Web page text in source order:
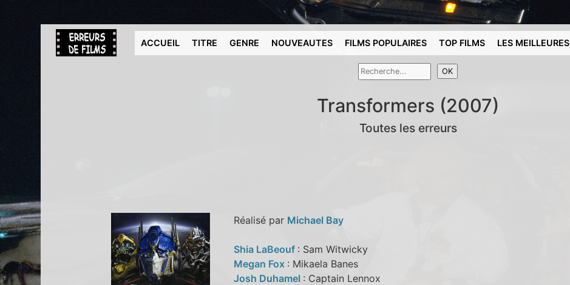
ACCUEIL TITRE GENRE NOUVEAUTES FILMS POPULAIRES TOP FILMS LES MEILLEURES
Transformers (2007)
Toutes les erreurs
Réalisé par Michael Bay
Shia LaBeouf : Sam Witwicky
Megan Fox : Mikaela Banes
Josh Duhamel : Captain Lennox